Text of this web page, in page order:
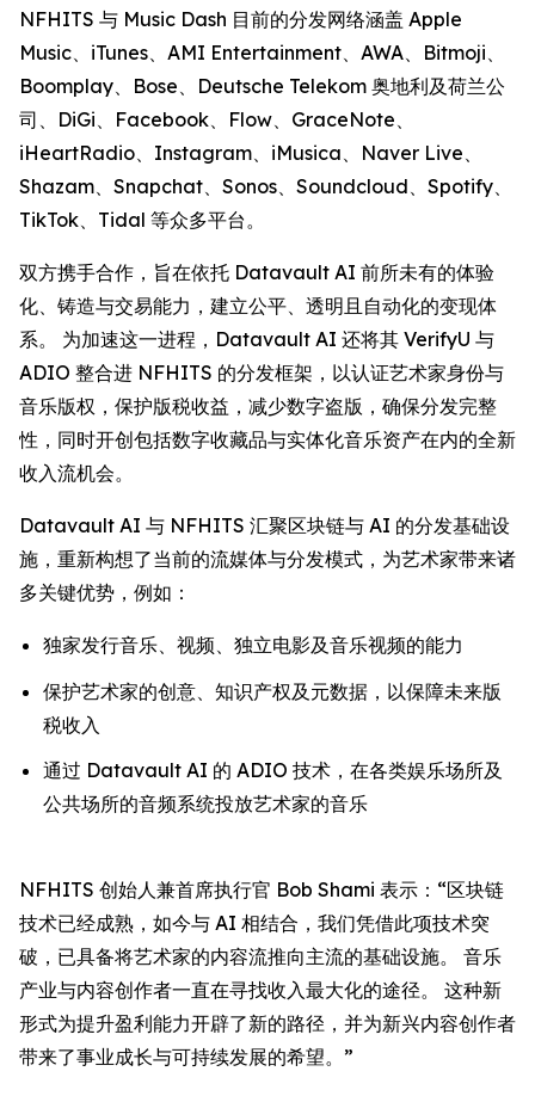
NFHITS 与 Music Dash 目前的分发网络涵盖 Apple
Music、iTunes、AMI Entertainment、AWA、Bitmoji、
Boomplay、Bose、Deutsche Telekom 奥地利及荷兰公
司、DiGi、Facebook、Flow、GraceNote、
iHeartRadio、Instagram、iMusica、Naver Live、
Shazam、Snapchat、Sonos、Soundcloud、Spotify、
TikTok、Tidal 等众多平台。
双方携手合作，旨在依托 Datavault AI 前所未有的体验
化、铸造与交易能力，建立公平、透明且自动化的变现体
系。 为加速这一进程，Datavault AI 还将其 VerifyU 与
ADIO 整合进 NFHITS 的分发框架，以认证艺术家身份与
音乐版权，保护版税收益，减少数字盗版，确保分发完整
性，同时开创包括数字收藏品与实体化音乐资产在内的全新
收入流机会。
Datavault AI 与 NFHITS 汇聚区块链与 AI 的分发基础设
施，重新构想了当前的流媒体与分发模式，为艺术家带来诸
多关键优势，例如：
独家发行音乐、视频、独立电影及音乐视频的能力
保护艺术家的创意、知识产权及元数据，以保障未来版
税收入
通过 Datavault AI 的 ADIO 技术，在各类娱乐场所及
公共场所的音频系统投放艺术家的音乐
NFHITS 创始人兼首席执行官 Bob Shami 表示：“区块链
技术已经成熟，如今与 AI 相结合，我们凭借此项技术突
破，已具备将艺术家的内容流推向主流的基础设施。 音乐
产业与内容创作者一直在寻找收入最大化的途径。 这种新
形式为提升盈利能力开辟了新的路径，并为新兴内容创作者
带来了事业成长与可持续发展的希望。”